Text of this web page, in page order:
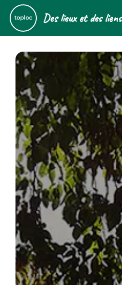
Des lieux et des liens